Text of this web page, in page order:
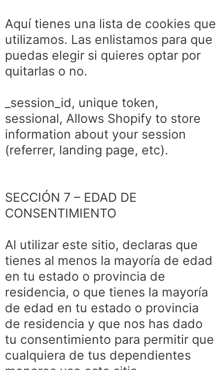
Aquí tienes una lista de cookies que
utilizamos. Las enlistamos para que
puedas elegir si quieres optar por
quitarlas o no.
_session_id, unique token,
sessional, Allows Shopify to store
information about your session
(referrer, landing page, etc).
SECCIÓN 7 – EDAD DE
CONSENTIMIENTO
Al utilizar este sitio, declaras que
tienes al menos la mayoría de edad
en tu estado o provincia de
residencia, o que tienes la mayoría
de edad en tu estado o provincia
de residencia y que nos has dado
tu consentimiento para permitir que
cualquiera de tus dependientes